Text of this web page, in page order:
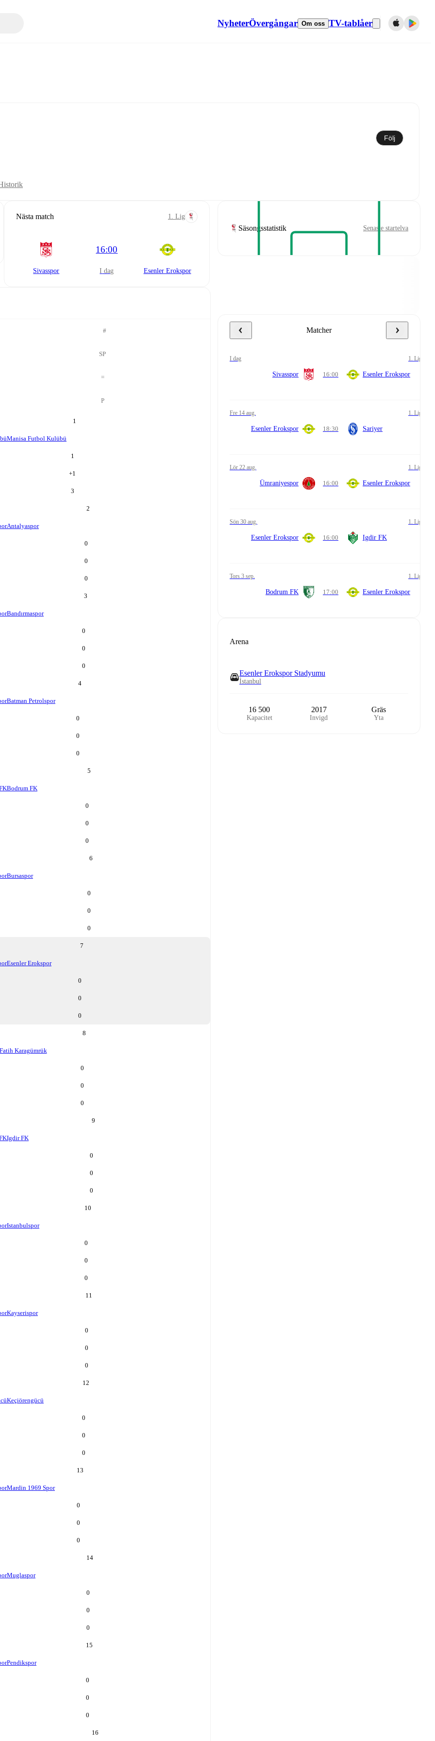
NyheterÖvergångar Om oss TV-tablåer
Följ
Nästa match 1. Lig
Sivasspor
16:00
i dag Esenler Erokspor
#
SP
=
P
1
Manisa Futbol Kulübü
1
+1
3
2
Antalyaspor
0
0
0
3
Bandırmaspor
0
0
0
4
Batman Petrolspor
0
0
0
5
Bodrum FK
0
0
0
6
Bursaspor
0
0
0
7
Esenler Erokspor
0
0
0
8
Karagümrük
0
0
0
9
Igdir FK
0
0
0
10
Istanbulspor
0
0
0
11
Kayserispor
0
0
0
12
Keçiörengücü
0
0
0
13
Mardin 1969 Spor
0
0
0
14
Muglaspor
0
0
0
15
Pendikspor
0
0
0
16
Säsongsstatistik Senaste startelva
Matcher
i dag 1. Lig
Sivasspor 16:00 Esenler Erokspor
fre 14 aug. 1. Lig
Esenler Erokspor 18:30 Sariyer
lör 22 aug. 1. Lig
Ümraniyespor 16:00 Esenler Erokspor
sön 30 aug. 1. Lig
Esenler Erokspor 16:00 Igdir FK
tors 3 sep. 1. Lig
Bodrum FK 17:00 Esenler Erokspor
Arena
Esenler Erokspor Stadyumu
İstanbul
16 500
Kapacitet
2017
Invigd
Gräs
Yta